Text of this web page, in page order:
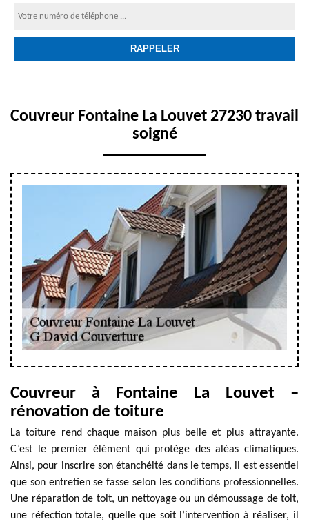
Couvreur Fontaine La Louvet 27230 travail
soigné
Couvreur à Fontaine La Louvet –
rénovation de toiture
La toiture rend chaque maison plus belle et plus attrayante.
C’est le premier élément qui protège des aléas climatiques.
Ainsi, pour inscrire son étanchéité dans le temps, il est essentiel
que son entretien se fasse selon les conditions professionnelles.
Une réparation de toit, un nettoyage ou un démoussage de toit,
une réfection totale, quelle que soit l’intervention à réaliser, il